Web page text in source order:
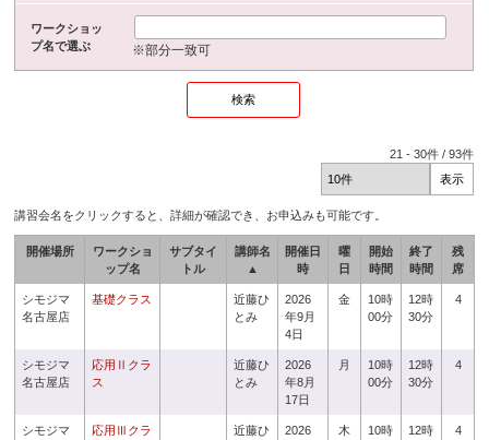
ワークショッ
プ名で選ぶ
※部分一致可
21 -30件 /93件
講習会名をクリックすると、詳細が確認でき、お申込みも可能です。
開催場所
ワークショ
ップ名
サブタイ
トル
講師名
▲
開催日
時
曜
日
開始
時間
終了
時間
残
席
シモジマ
名古屋店
基礎クラス
近藤ひ
とみ
2026
年9月
4日
金
10時
00分
12時
30分
4
シモジマ
名古屋店
応用Ⅱクラ
ス
近藤ひ
とみ
2026
年8月
17日
月
10時
00分
12時
30分
4
シモジマ
応用Ⅲクラ
近藤ひ
2026
木
10時
12時
4